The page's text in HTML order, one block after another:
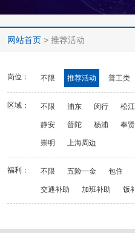
网站首页 > 推荐活动
岗位： 不限 推荐活动 普工类
区域： 不限 浦东 闵行 松江
静安 普陀 杨浦 奉贤
崇明 上海周边
福利： 不限 五险一金 包住
交通补助 加班补助 饭